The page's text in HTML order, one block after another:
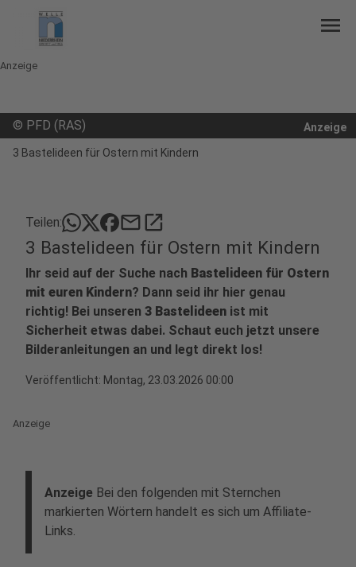
menu
Anzeige
Anzeige
© PFD (RAS)
3 Bastelideen für Ostern mit Kindern
Teilen: mailopen_in_new
3 Bastelideen für Ostern mit Kindern
Ihr seid auf der Suche nach Bastelideen für Ostern
mit euren Kindern? Dann seid ihr hier genau
richtig! Bei unseren 3 Bastelideen ist mit
Sicherheit etwas dabei. Schaut euch jetzt unsere
Bilderanleitungen an und legt direkt los!
Veröffentlicht: Montag, 23.03.2026 00:00
Anzeige
Anzeige Bei den folgenden mit Sternchen
markierten Wörtern handelt es sich um Affiliate-
Links.